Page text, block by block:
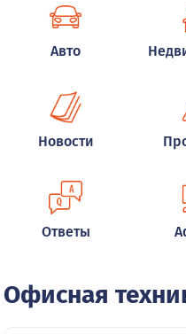
Авто
Новости
Ответы
Офисная